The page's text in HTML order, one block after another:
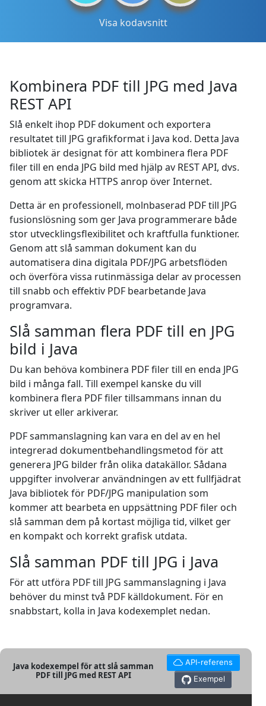
Visa kodavsnitt
Kombinera PDF till JPG med Java
REST API
Slå enkelt ihop PDF dokument och exportera
resultatet till JPG grafikformat i Java kod. Detta Java
bibliotek är designat för att kombinera flera PDF
filer till en enda JPG bild med hjälp av REST API, dvs.
genom att skicka HTTPS anrop över Internet.
Detta är en professionell, molnbaserad PDF till JPG
fusionslösning som ger Java programmerare både
stor utvecklingsflexibilitet och kraftfulla funktioner.
Genom att slå samman dokument kan du
automatisera dina digitala PDF/JPG arbetsflöden
och överföra vissa rutinmässiga delar av processen
till snabb och effektiv PDF bearbetande Java
programvara.
Slå samman flera PDF till en JPG
bild i Java
Du kan behöva kombinera PDF filer till en enda JPG
bild i många fall. Till exempel kanske du vill
kombinera flera PDF filer tillsammans innan du
skriver ut eller arkiverar.
PDF sammanslagning kan vara en del av en hel
integrerad dokumentbehandlingsmetod för att
generera JPG bilder från olika datakällor. Sådana
uppgifter involverar användningen av ett fullfjädrat
Java bibliotek för PDF/JPG manipulation som
kommer att bearbeta en uppsättning PDF filer och
slå samman dem på kortast möjliga tid, vilket ger
en kompakt och korrekt grafisk utdata.
Slå samman PDF till JPG i Java
För att utföra PDF till JPG sammanslagning i Java
behöver du minst två PDF källdokument. För en
snabbstart, kolla in Java kodexemplet nedan.
Java kodexempel för att slå samman
PDF till JPG med REST API
API-referens
Exempel